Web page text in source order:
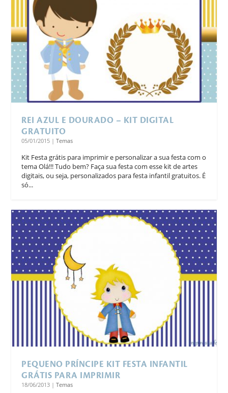
REI AZUL E DOURADO – KIT DIGITAL
GRATUITO
05/01/2015 |Temas
Kit Festa grátis para imprimir e personalizar a sua festa com o
tema Olá!!! Tudo bem? Faça sua festa com esse kit de artes
digitais, ou seja, personalizados para festa infantil gratuitos. É
só...
PEQUENO PRÍNCIPE KIT FESTA INFANTIL
GRÁTIS PARA IMPRIMIR
18/06/2013 |Temas